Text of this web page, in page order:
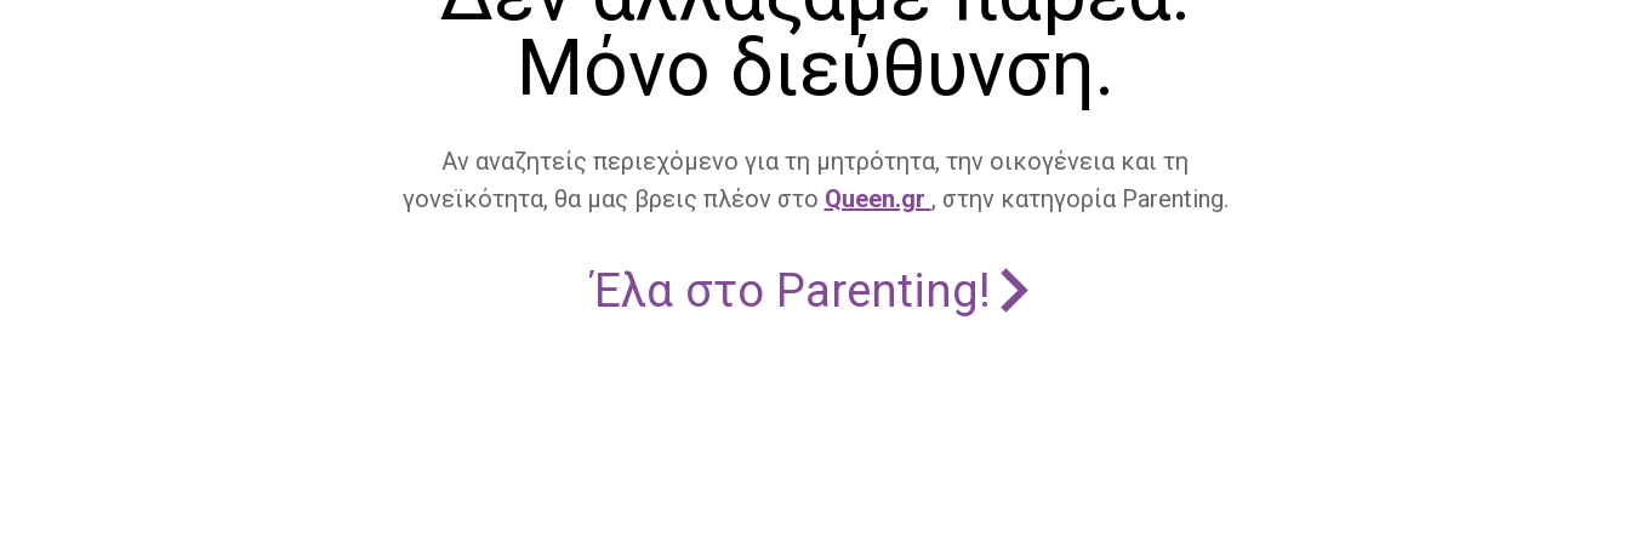
Μόνο διεύθυνση.
Αν αναζητείς περιεχόμενο για τη μητρότητα, την οικογένεια και τη
γονεϊκότητα, θα μας βρεις πλέον στο Queen.gr , στην κατηγορία Parenting.
Έλα στο Parenting!